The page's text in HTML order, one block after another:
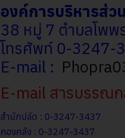
องค์การบริหารส่ว
38 หมู่ 7 ตำบลโพพ
โทรศัพท์ 0-3247-
E-mail :
E-mail สารบรรณ
สำนักปลัด : 0-3247-3437
กองคลัง : 0-3247-3437